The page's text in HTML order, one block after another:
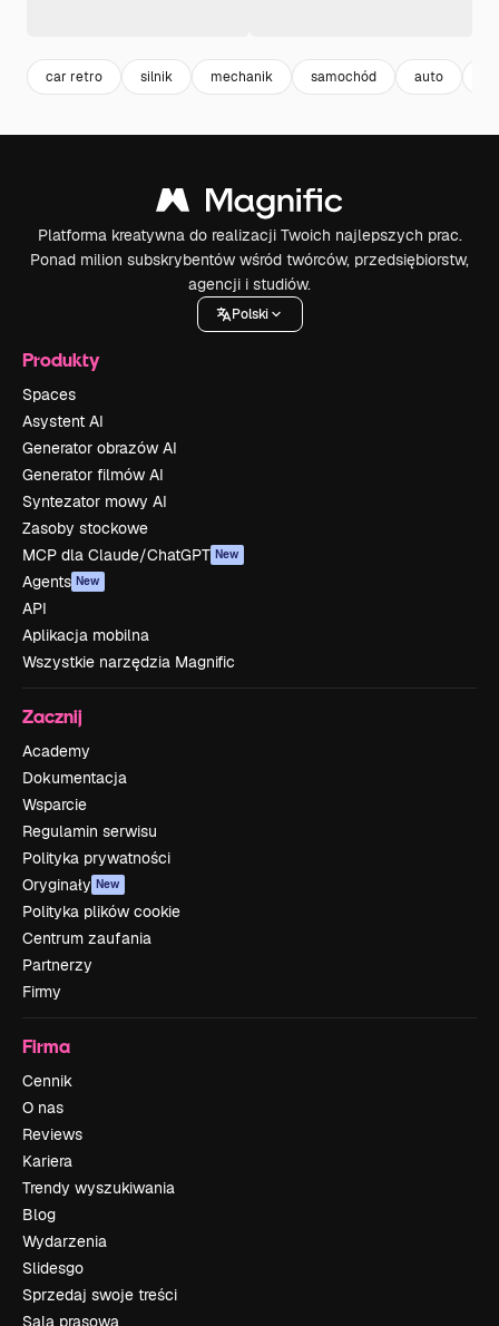
car retro silnik mechanik samochód auto
Platforma kreatywna do realizacji Twoich najlepszych prac.
Ponad milion subskrybentów wśród twórców, przedsiębiorstw,
agencji i studiów.
Polski
Produkty
Spaces
Asystent AI
Generator obrazów AI
Generator filmów AI
Syntezator mowy AI
Zasoby stockowe
MCP dla Claude/ChatGPT New
Agents New
API
Aplikacja mobilna
Wszystkie narzędzia Magnific
Zacznij
Academy
Dokumentacja
Wsparcie
Regulamin serwisu
Polityka prywatności
Oryginały New
Polityka plików cookie
Centrum zaufania
Partnerzy
Firmy
Firma
Cennik
O nas
Reviews
Kariera
Trendy wyszukiwania
Blog
Wydarzenia
Slidesgo
Sprzedaj swoje treści
Sala prasowa